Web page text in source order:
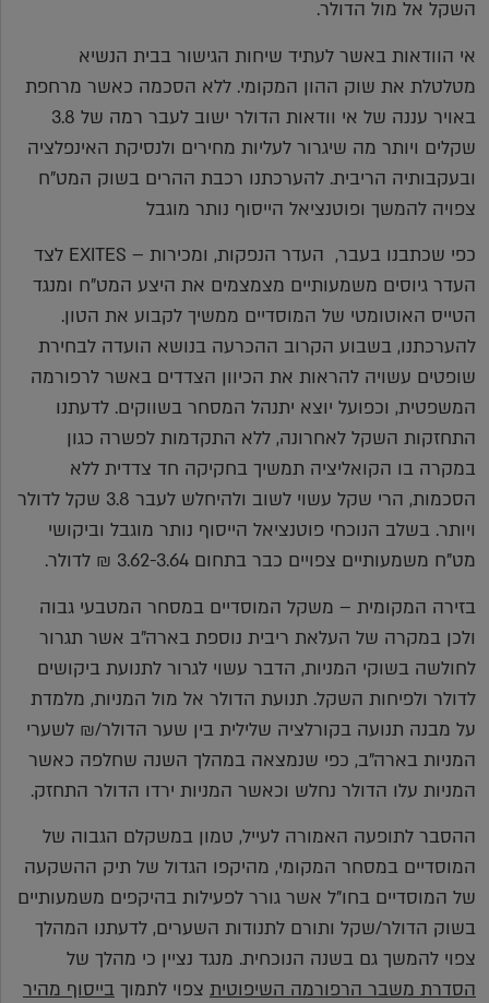
השקל אל מול הדולר.
אי הוודאות באשר לעתיד שיחות הגישור בבית הנשיא
מטלטלת את שוק ההון המקומי. ללא הסכמה כאשר מרחפת
באויר עננה של אי וודאות הדולר ישוב לעבר רמה של 3.8
שקלים ויותר מה שיגרור לעליות מחירים ולנסיקת האינפלציה
ובעקבותיה הריבית. להערכתנו רכבת ההרים בשוק המט"ח
צפויה להמשך ופוטנציאל הייסוף נותר מוגבל
כפי שכתבנו בעבר, העדר הנפקות, ומכירות – EXITES לצד
העדר גיוסים משמעותיים מצמצמים את היצע המט"ח ומנגד
הטייס האוטומטי של המוסדיים ממשיך לקבוע את הטון.
להערכתנו, בשבוע הקרוב ההכרעה בנושא הועדה לבחירת
שופטים עשויה להראות את הכיוון הצדדים באשר לרפורמה
המשפטית, וכפועל יוצא יתנהל המסחר בשווקים. לדעתנו
התחזקות השקל לאחרונה, ללא התקדמות לפשרה כגון
במקרה בו הקואליציה תמשיך בחקיקה חד צדדית ללא
הסכמות, הרי שקל עשוי לשוב ולהיחלש לעבר 3.8 שקל לדולר
ויותר. בשלב הנוכחי פוטנציאל הייסוף נותר מוגבל וביקושי
מט"ח משמעותיים צפויים כבר בתחום 3.62-3.64 ₪ לדולר.
בזירה המקומית – משקל המוסדיים במסחר המטבעי גבוה
ולכן במקרה של העלאת ריבית נוספת בארה"ב אשר תגרור
לחולשה בשוקי המניות, הדבר עשוי לגרור לתנועת ביקושים
לדולר ולפיחות השקל. תנועת הדולר אל מול המניות, מלמדת
על מבנה תנועה בקורלציה שלילית בין שער הדולר/₪ לשערי
המניות בארה"ב, כפי שנמצאה במהלך השנה שחלפה כאשר
המניות עלו הדולר נחלש וכאשר המניות ירדו הדולר התחזק.
ההסבר לתופעה האמורה לעייל, טמון במשקלם הגבוה של
המוסדיים במסחר המקומי, מהיקפו הגדול של תיק ההשקעה
של המוסדיים בחו"ל אשר גורר לפעילות בהיקפים משמעותיים
בשוק הדולר/שקל ותורם לתנודות השערים, לדעתנו המהלך
צפוי להמשך גם בשנה הנוכחית. מנגד נציין כי מהלך של
הסדרת משבר הרפורמה השיפוטית צפוי לתמוך בייסוף מהיר